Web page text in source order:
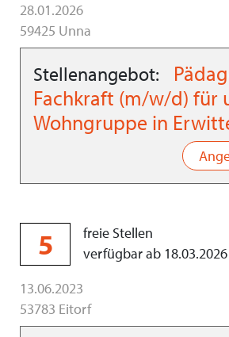
28.01.2026
59425 Unna
Stellenangebot:
Fachkraft (m/w/d) für
Wohngruppe in
5
freie Stellen
verfügbar ab 18.03.2026
13.06.2023
53783 Eitorf